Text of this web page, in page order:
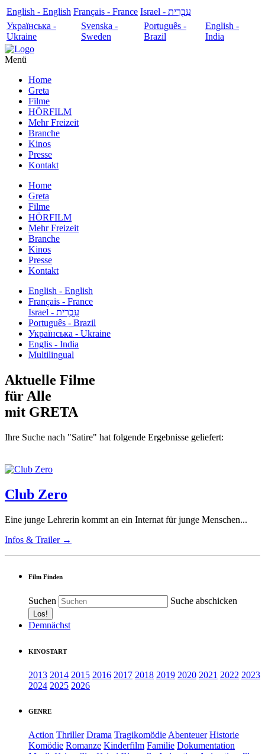
English - English Français - France
עִבְרִית - Israel
Українська -
Ukraine
Svenska -
Sweden
Português -
Brazil
English -
India
Menü
Home
Greta
Filme
HÖRFILM
Mehr Freizeit
Branche
Kinos
Presse
Kontakt
Home
Greta
Filme
HÖRFILM
Mehr Freizeit
Branche
Kinos
Presse
Kontakt
English - English
Français - France
עִבְרִית - Israel
Português - Brazil
Українська - Ukraine
Englis - India
Multilingual
Aktuelle Filme
für Alle
mit GRETA
Ihre Suche nach "Satire" hat folgende Ergebnisse geliefert:
Club Zero
Eine junge Lehrerin kommt an ein Internat für junge Menschen...
Infos & Trailer →
Film Finden
Suchen Suche abschicken
Demnächst
KINOSTART
2013 2014 2015 2016 2017 2018 2019 2020 2021 2022 2023
2024 2025 2026
GENRE
Action Thriller Drama TragikomödieAbenteuer Historie
Komödie Romanze Kinderfilm Familie Dokumentation